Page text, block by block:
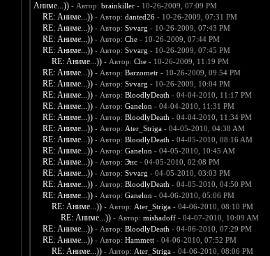
Аниме...)) - Автор: brainkiller- 10-26-2009, 07:09 PM
RE: Аниме...)) - Автор: danted26- 10-26-2009, 07:31 PM
RE: Аниме...)) - Автор: Svvarg - 10-26-2009, 07:43 PM
RE: Аниме...)) - Автор: Che- 10-26-2009, 07:44 PM
RE: Аниме...)) - Автор: Svvarg - 10-26-2009, 07:45 PM
RE: Аниме...)) - Автор: Che- 10-26-2009, 11:19 PM
RE: Аниме...)) - Автор: Barzometr- 10-26-2009, 09:54 PM
RE: Аниме...)) - Автор: Svvarg - 10-26-2009, 10:04 PM
RE: Аниме...)) - Автор: BloodlyDeath - 04-04-2010, 11:17 PM
RE: Аниме...)) - Автор: Ganelon - 04-04-2010, 11:31 PM
RE: Аниме...)) - Автор: BloodlyDeath - 04-04-2010, 11:34 PM
RE: Аниме...)) - Автор: Ater_Striga- 04-05-2010, 04:38 AM
RE: Аниме...)) - Автор: BloodlyDeath - 04-05-2010, 08:16 AM
RE: Аниме...)) - Автор: Ganelon - 04-05-2010, 10:45 AM
RE: Аниме...)) - Автор: Энс- 04-05-2010, 02:08 PM
RE: Аниме...)) - Автор: Svvarg - 04-05-2010, 03:03 PM
RE: Аниме...)) - Автор: BloodlyDeath - 04-05-2010, 04:50 PM
RE: Аниме...)) - Автор: Ganelon - 04-06-2010, 05:06 PM
RE: Аниме...)) - Автор: Ater_Striga- 04-06-2010, 08:10 PM
RE: Аниме...)) - Автор: mishadoff- 04-07-2010, 10:09 AM
RE: Аниме...)) - Автор: BloodlyDeath - 04-06-2010, 07:29 PM
RE: Аниме...)) - Автор: Hammett- 04-06-2010, 07:52 PM
RE: Аниме...)) - Автор: Ater_Striga- 04-06-2010, 08:06 PM